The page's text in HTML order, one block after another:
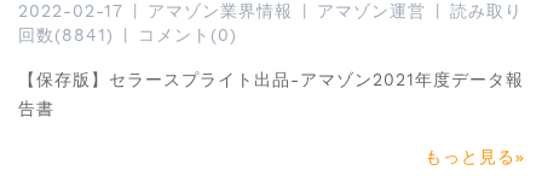
2022-02-17 アマゾン業界情報 アマゾン運営
読み取り
回数(8841)
コメント(0)
【保存版】セラースプライト出品-アマゾン2021年度データ報
告書
もっと見る